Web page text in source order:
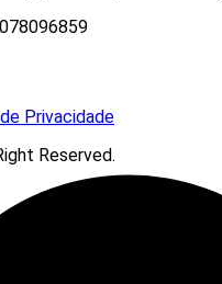
Privacidade
Reserved.